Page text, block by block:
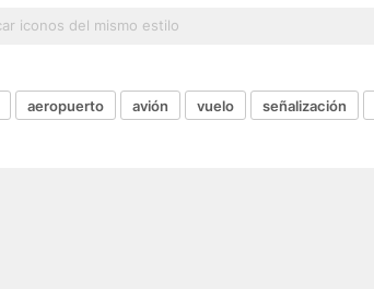
aeropuerto avión vuelo señalización